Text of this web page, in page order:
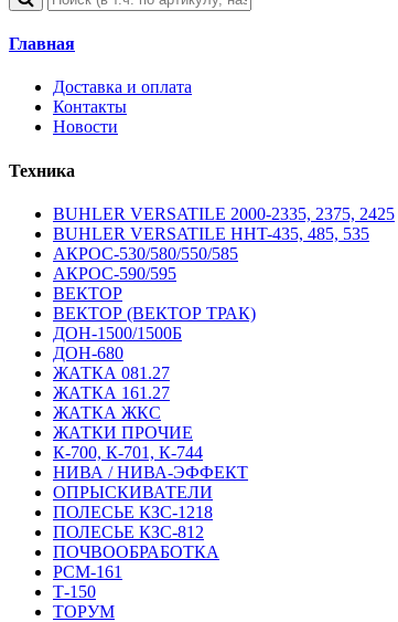
Главная
Доставка и оплата
Контакты
Новости
Техника
BUHLER VERSATILE 2000-2335, 2375, 2425
BUHLER VERSATILE HHT-435, 485, 535
АКРОС-530/580/550/585
АКРОС-590/595
ВЕКТОР
ВЕКТОР (ВЕКТОР ТРАК)
ДОН-1500/1500Б
ДОН-680
ЖАТКА 081.27
ЖАТКА 161.27
ЖАТКА ЖКС
ЖАТКИ ПРОЧИЕ
К-700, К-701, К-744
НИВА / НИВА-ЭФФЕКТ
ОПРЫСКИВАТЕЛИ
ПОЛЕСЬЕ КЗС-1218
ПОЛЕСЬЕ КЗС-812
ПОЧВООБРАБОТКА
РСМ-161
Т-150
ТОРУМ